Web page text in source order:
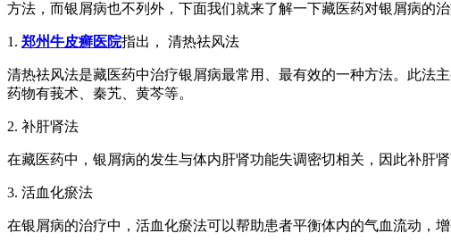
方法，而银屑病也不列外，下面我们就来了解一下藏医药对银屑病的治
1. 郑州牛皮癣医院指出， 清热祛风法
清热祛风法是藏医药中治疗银屑病最常用、最有效的一种方法。此法
药物有莪术、秦艽、黄芩等。
2. 补肝肾法
在藏医药中，银屑病的发生与体内肝肾功能失调密切相关，因此补肝
3. 活血化瘀法
在银屑病的治疗中，活血化瘀法可以帮助患者平衡体内的气血流动，